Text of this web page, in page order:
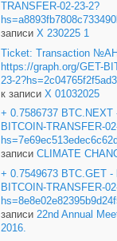
TRANSFER-02-23-2?
записи X 230225 1
Ticket: Transaction
https://graph.org/GET-
23-
к записи X 01032025
+ 0.7586737
BITCOIN-TRANSFER-
записи CLIMATE
+ 0.7549673 BTC.GET -
BITCOIN-TRANSFER-
записи 22nd Annual
2016.